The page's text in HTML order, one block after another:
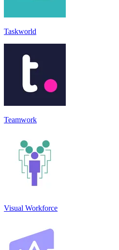
Taskworld
Teamwork
Visual Workforce